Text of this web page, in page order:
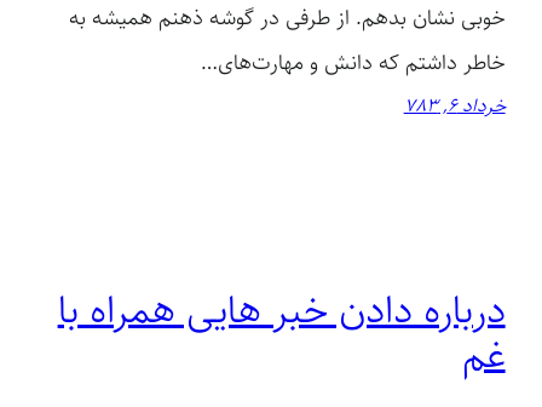
خوبی نشان بدهم. از طرفی در گوشه ذهنم همیشه به
خاطر داشتم که دانش و مهارت‌های…
خرداد 6, 783
درباره دادن خبر هایی همراه با
غم